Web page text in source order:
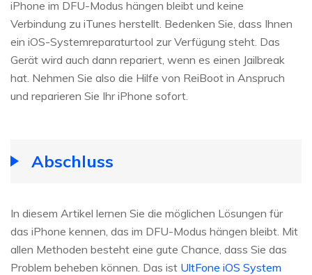
iPhone im DFU-Modus hängen bleibt und keine
Verbindung zu iTunes herstellt. Bedenken Sie, dass Ihnen
ein iOS-Systemreparaturtool zur Verfügung steht. Das
Gerät wird auch dann repariert, wenn es einen Jailbreak
hat. Nehmen Sie also die Hilfe von ReiBoot in Anspruch
und reparieren Sie Ihr iPhone sofort.
Abschluss
In diesem Artikel lernen Sie die möglichen Lösungen für
das iPhone kennen, das im DFU-Modus hängen bleibt. Mit
allen Methoden besteht eine gute Chance, dass Sie das
Problem beheben können. Das ist UltFone iOS System